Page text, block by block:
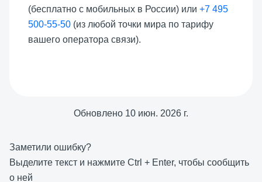
(бесплатно с мобильных в России) или +7 495
500-55-50 (из любой точки мира по тарифу
вашего оператора связи).
Обновлено 10 июн. 2026 г.
Заметили ошибку?
Выделите текст и нажмите Ctrl + Enter, чтобы сообщить
о ней